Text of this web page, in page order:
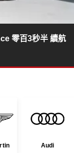
零百3秒半 續航
Audi